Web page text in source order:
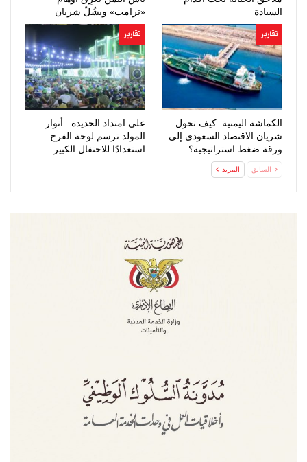
السيادة
«ترامب» ويشُلّ شريان
النفط…
تقارير
الكماشة اليمنية: كيف تحول
شريان الاقتصاد السعودي إلى
ورقة ضغط استراتيجية؟
تقارير
على امتداد الحديدة.. أنوار
المولد ترسم لوحة الفرح
استعدادًا للاحتفال الكبير
السابق المزيد